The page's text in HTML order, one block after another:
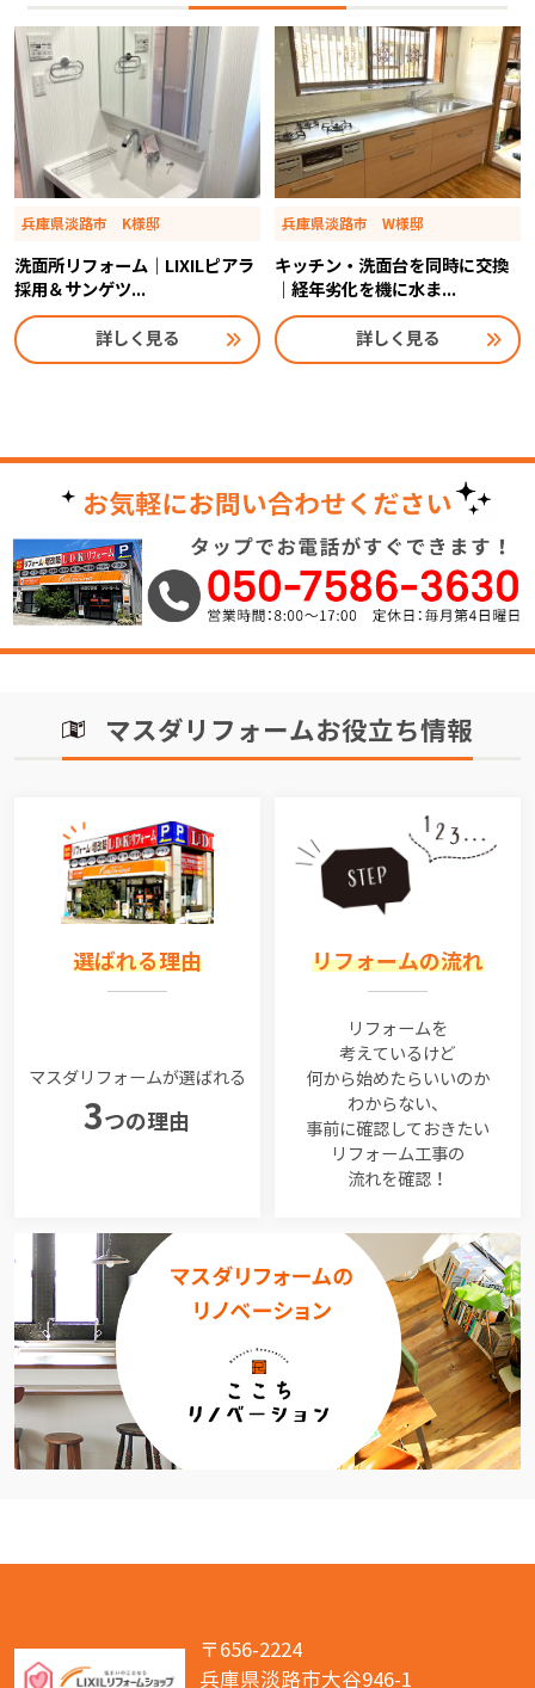
兵庫県淡路市 K様邸
洗面所リフォーム｜LIXILピアラ
採用＆サンゲツ...
詳しく見る
兵庫県淡路市 W様邸
キッチン・洗面台を同時に交換
｜経年劣化を機に水ま...
詳しく見る
マスダリフォームお役立ち情報
選ばれる理由
マスダリフォームが選ばれる
3つの理由
リフォームの流れ
リフォームを
考えているけど
何から始めたらいいのか
わからない、
事前に確認しておきたい
リフォーム工事の
流れを確認！
〒656-2224
兵庫県淡路市大谷946-1